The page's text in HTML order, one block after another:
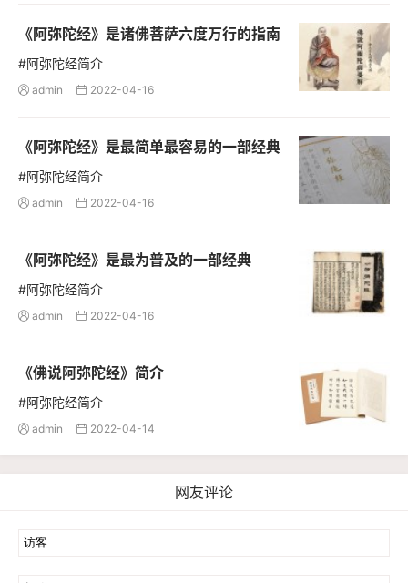
《阿弥陀经》是诸佛菩萨六度万行的指南
#阿弥陀经简介
 admin  2022-04-16
《阿弥陀经》是最简单最容易的一部经典
#阿弥陀经简介
 admin  2022-04-16
《阿弥陀经》是最为普及的一部经典
#阿弥陀经简介
 admin  2022-04-16
《佛说阿弥陀经》简介
#阿弥陀经简介
 admin  2022-04-14
网友评论